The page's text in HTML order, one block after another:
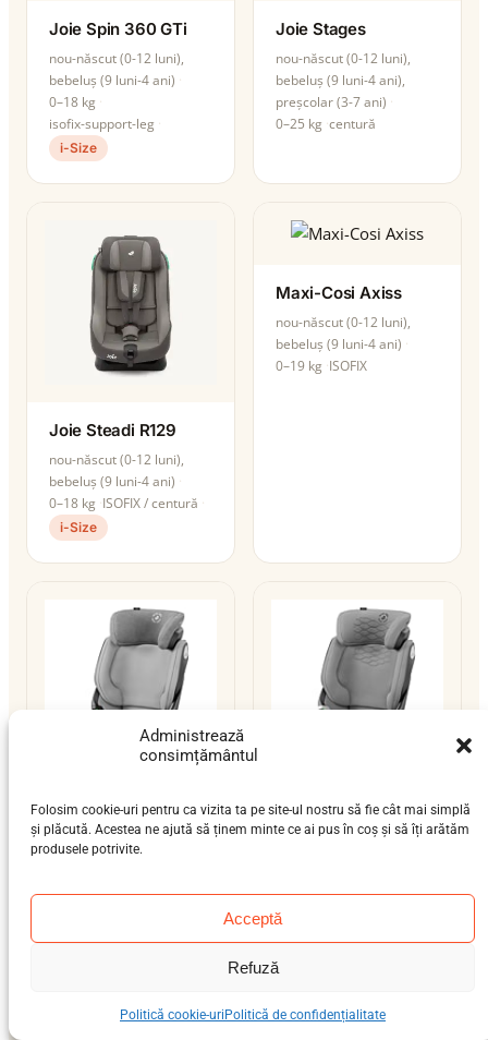
Administrează
consimțământul
Folosim cookie-uri pentru ca vizita ta pe site-ul nostru să fie cât mai simplă
și plăcută. Acestea ne ajută să ținem minte ce ai pus în coș și să îți arătăm
produsele potrivite.
Acceptă
Refuză
Politică cookie-uri Politică de confidențialitate
Joie Spin 360 GTi
nou-născut (0-12 luni),
bebeluș (9 luni-4 ani)
0–18 kg
isofix-support-leg
i-Size
Joie Stages
nou-născut (0-12 luni),
bebeluș (9 luni-4 ani),
preșcolar (3-7 ani)
0–25 kg centură
Joie Steadi R129
nou-născut (0-12 luni),
bebeluș (9 luni-4 ani)
0–18 kg ISOFIX / centură
i-Size
Maxi-Cosi Axiss
nou-născut (0-12 luni),
bebeluș (9 luni-4 ani)
0–19 kg ISOFIX
Maxi-Cosi Kore i-
Size
Maxi-Cosi Kore Pro
i-Size
15–36 kg